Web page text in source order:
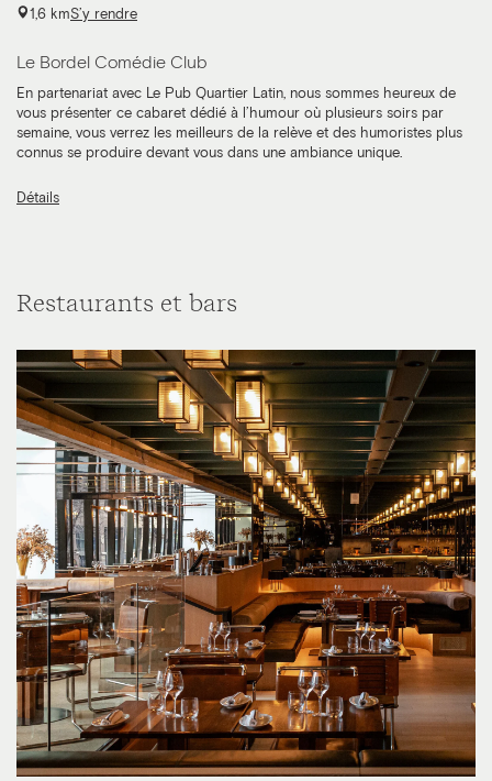
1,6 kmS’y rendre
Le Bordel Comédie Club
En partenariat avec Le Pub Quartier Latin, nous sommes heureux de
vous présenter ce cabaret dédié à l’humour où plusieurs soirs par
semaine, vous verrez les meilleurs de la relève et des humoristes plus
connus se produire devant vous dans une ambiance unique.
Détails
Restaurants et bars